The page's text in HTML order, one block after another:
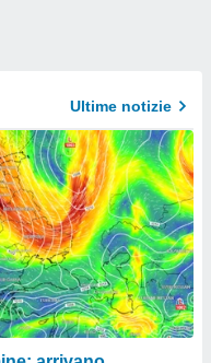
Ultime notizie